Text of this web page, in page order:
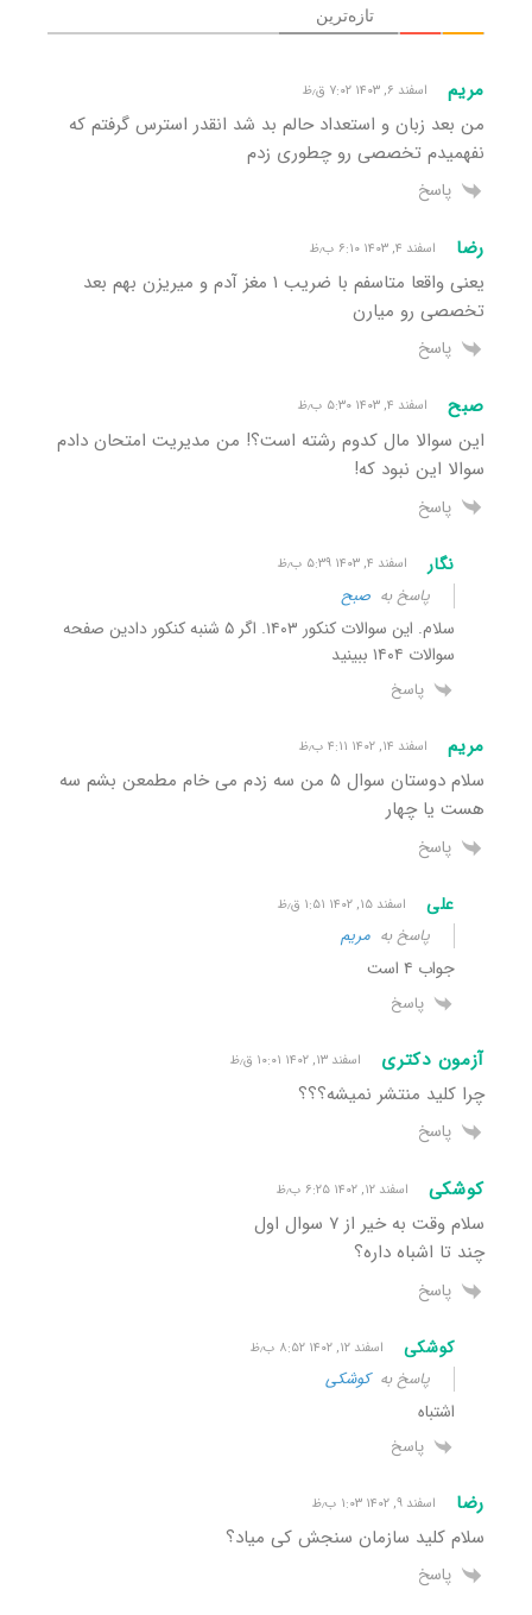
تازه‌ترین
مریم اسفند ۶, ۱۴۰۳ ۷:۰۲ ق٫ظ
من بعد زبان و استعداد حالم بد شد انقدر استرس گرفتم که
نفهمیدم تخصصی رو چطوری زدم
پاسخ
رضا اسفند ۴, ۱۴۰۳ ۶:۱۰ ب٫ظ
یعنی واقعا متاسفم با ضریب ۱ مغز آدم و میریزن بهم بعد
تخصصی رو میارن
پاسخ
صبح اسفند ۴, ۱۴۰۳ ۵:۳۰ ب٫ظ
این سوالا مال کدوم رشته است؟! من مدیریت امتحان دادم
سوالا این نبود که!
پاسخ
نگار اسفند ۴, ۱۴۰۳ ۵:۳۹ ب٫ظ
پاسخ به صبح
سلام. این سوالات کنکور ۱۴۰۳. اگر ۵ شنبه کنکور دادین صفحه
سوالات ۱۴۰۴ ببینید
پاسخ
مریم اسفند ۱۴, ۱۴۰۲ ۴:۱۱ ب٫ظ
سلام دوستان سوال ۵ من سه زدم می خام مطمعن بشم سه
هست یا چهار
پاسخ
علی اسفند ۱۵, ۱۴۰۲ ۱:۵۱ ق٫ظ
پاسخ به مریم
جواب ۴ است
پاسخ
آزمون دکتری اسفند ۱۳, ۱۴۰۲ ۱۰:۰۱ ق٫ظ
چرا کلید منتشر نمیشه؟؟؟
پاسخ
کوشکی اسفند ۱۲, ۱۴۰۲ ۶:۲۵ ب٫ظ
سلام وقت به خیر از ۷ سوال اول
چند تا اشباه داره؟
پاسخ
کوشکی اسفند ۱۲, ۱۴۰۲ ۸:۵۲ ب٫ظ
پاسخ بهکوشکی
اشتباه
پاسخ
رضا اسفند ۹, ۱۴۰۲ ۱:۰۳ ب٫ظ
سلام کلید سازمان سنجش کی میاد؟
پاسخ